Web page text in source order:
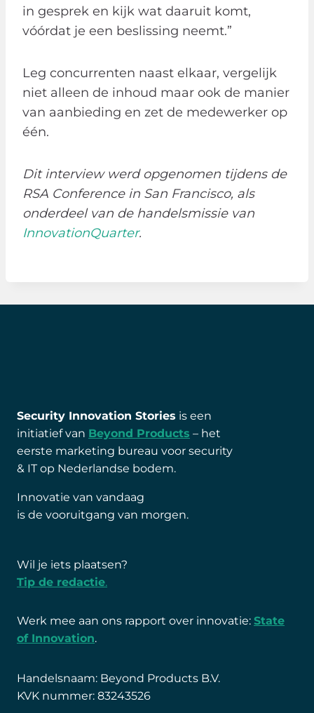
in gesprek en kijk wat daaruit komt,
vóórdat je een beslissing neemt.”
Leg concurrenten naast elkaar, vergelijk
niet alleen de inhoud maar ook de manier
van aanbieding en zet de medewerker op
één.
Dit interview werd opgenomen tijdens de
RSA Conference in San Francisco, als
onderdeel van de handelsmissie van
InnovationQuarter.
Security Innovation Stories is een
initiatief van Beyond Products – het
eerste marketing bureau voor security
& IT op Nederlandse bodem.
Innovatie van vandaag
is de vooruitgang van morgen.
Wil je iets plaatsen?
Tip de redactie.
Werk mee aan ons rapport over innovatie: State
of Innovation.
Handelsnaam: Beyond Products B.V.
KVK nummer: 83243526